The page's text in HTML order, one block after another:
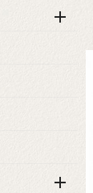

